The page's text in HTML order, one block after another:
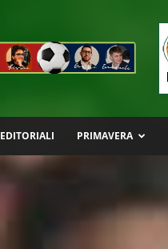
EDITORIALI PRIMAVERA